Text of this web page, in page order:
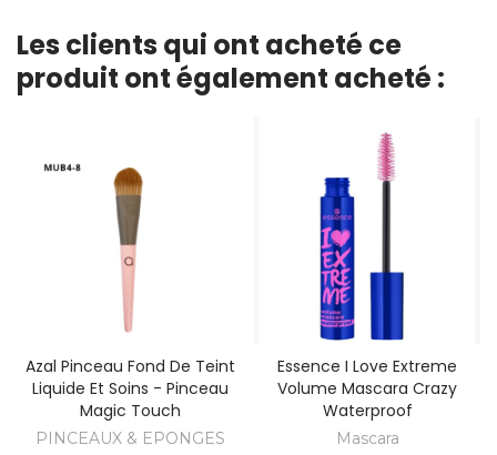
Les clients qui ont acheté ce
produit ont également acheté :
Azal Pinceau Fond De Teint
Liquide Et Soins - Pinceau
Magic Touch
PINCEAUX & EPONGES
Essence I Love Extreme
Volume Mascara Crazy
Waterproof
Mascara